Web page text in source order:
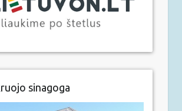
sinagoga